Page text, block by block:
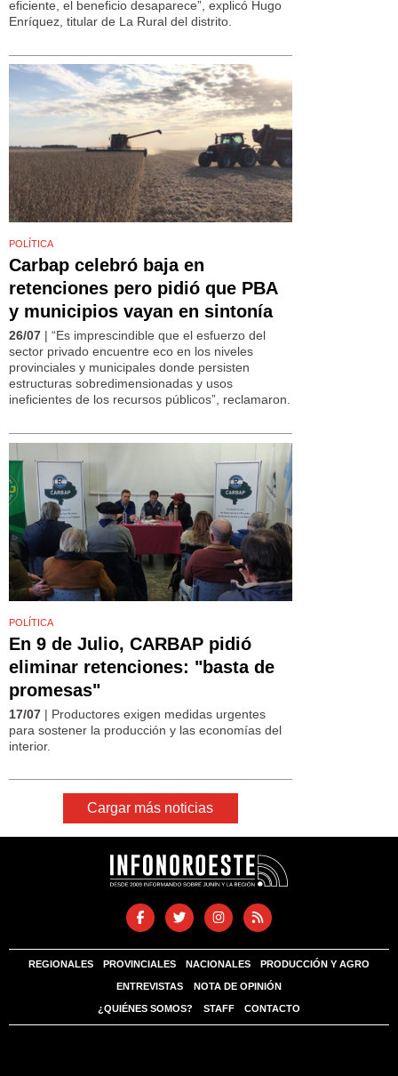
eficiente, el beneficio desaparece”, explicó Hugo
Enríquez, titular de La Rural del distrito.
POLÍTICA
Carbap celebró baja en
retenciones pero pidió que PBA
y municipios vayan en sintonía
26/07 | “Es imprescindible que el esfuerzo del
sector privado encuentre eco en los niveles
provinciales y municipales donde persisten
estructuras sobredimensionadas y usos
ineficientes de los recursos públicos”, reclamaron.
POLÍTICA
En 9 de Julio, CARBAP pidió
eliminar retenciones: "basta de
promesas"
17/07 | Productores exigen medidas urgentes
para sostener la producción y las economías del
interior.
Cargar más noticias
REGIONALES PROVINCIALES NACIONALES PRODUCCIÓN Y AGRO
ENTREVISTAS NOTA DE OPINIÓN
¿QUIÉNES SOMOS? STAFF CONTACTO